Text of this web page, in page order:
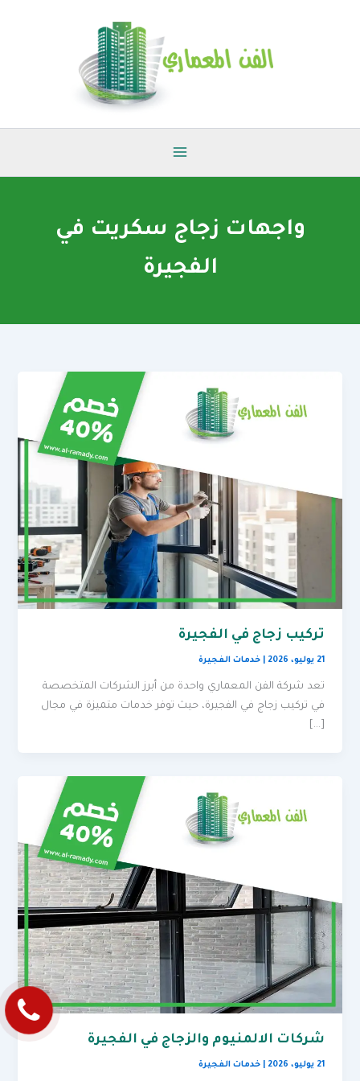
واجهات زجاج سكريت في
الفجيرة
تركيب زجاج في الفجيرة
21 يوليو، 2026 |خدمات الفجيرة
تعد شركة الفن المعماري واحدة من أبرز الشركات المتخصصة
في تركيب زجاج في الفجيرة، حيث توفر خدمات متميزة في مجال
[…]
شركات الالمنيوم والزجاج في الفجيرة
21 يوليو، 2026 |خدمات الفجيرة